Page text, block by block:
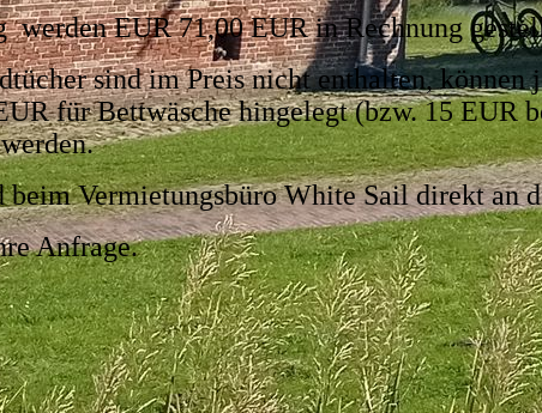
werden EUR 71,00 EUR in Rechnung
sind im Preis nicht enthalten, können
für Bettwäsche hingelegt (bzw. 15 EUR
beim Vermietungsbüro White Sail direkt an
Anfrage.